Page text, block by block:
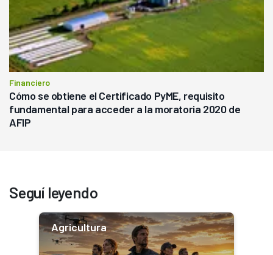
Financiero
Cómo se obtiene el Certificado PyME, requisito
fundamental para acceder a la moratoria 2020 de
AFIP
Seguí leyendo
Agricultura